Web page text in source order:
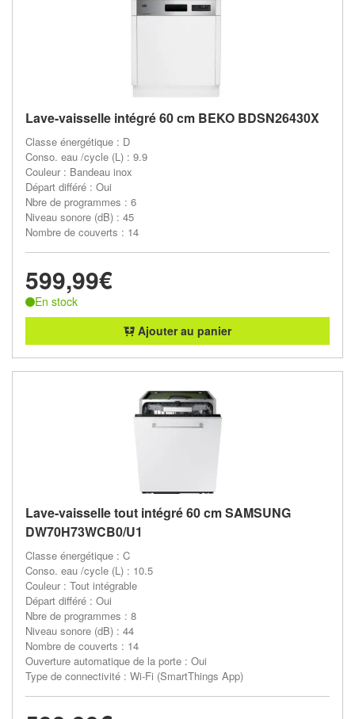
Lave-vaisselle intégré 60 cm BEKO BDSN26430X
Classe énergétique : D
Conso. eau /cycle (L) : 9.9
Couleur : Bandeau inox
Départ différé : Oui
Nbre de programmes : 6
Niveau sonore (dB) : 45
Nombre de couverts : 14
599,99€
En stock
Ajouter au panier
Lave-vaisselle tout intégré 60 cm SAMSUNG
DW70H73WCB0/U1
Classe énergétique : C
Conso. eau /cycle (L) : 10.5
Couleur : Tout intégrable
Départ différé : Oui
Nbre de programmes : 8
Niveau sonore (dB) : 44
Nombre de couverts : 14
Ouverture automatique de la porte : Oui
Type de connectivité : Wi-Fi (SmartThings App)